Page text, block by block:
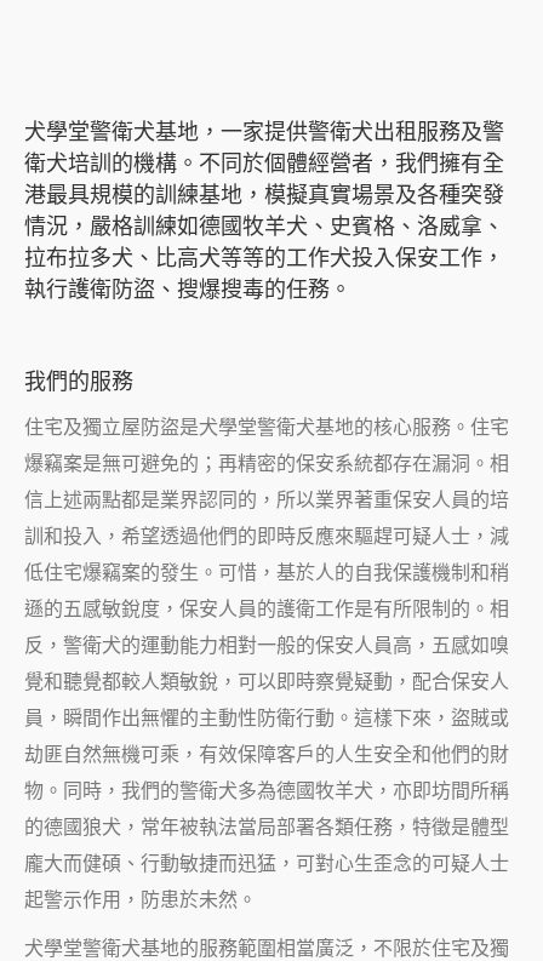
犬學堂警衛犬基地，一家提供警衛犬出租服務及警
衛犬培訓的機構。不同於個體經營者，我們擁有全
港最具規模的訓練基地，模擬真實場景及各種突發
情況，嚴格訓練如德國牧羊犬、史賓格、洛威拿、
拉布拉多犬、比高犬等等的工作犬投入保安工作，
執行護衛防盜、搜爆搜毒的任務。
我們的服務
住宅及獨立屋防盜是犬學堂警衛犬基地的核心服務。住宅
爆竊案是無可避免的；再精密的保安系統都存在漏洞。相
信上述兩點都是業界認同的，所以業界著重保安人員的培
訓和投入，希望透過他們的即時反應來驅趕可疑人士，減
低住宅爆竊案的發生。可惜，基於人的自我保護機制和稍
遜的五感敏銳度，保安人員的護衛工作是有所限制的。相
反，警衛犬的運動能力相對一般的保安人員高，五感如嗅
覺和聽覺都較人類敏銳，可以即時察覺疑動，配合保安人
員，瞬間作出無懼的主動性防衛行動。這樣下來，盜賊或
劫匪自然無機可乘，有效保障客戶的人生安全和他們的財
物。同時，我們的警衛犬多為德國牧羊犬，亦即坊間所稱
的德國狼犬，常年被執法當局部署各類任務，特徵是體型
龐大而健碩、行動敏捷而迅猛，可對心生歪念的可疑人士
起警示作用，防患於未然。
犬學堂警衛犬基地的服務範圍相當廣泛，不限於住宅及獨